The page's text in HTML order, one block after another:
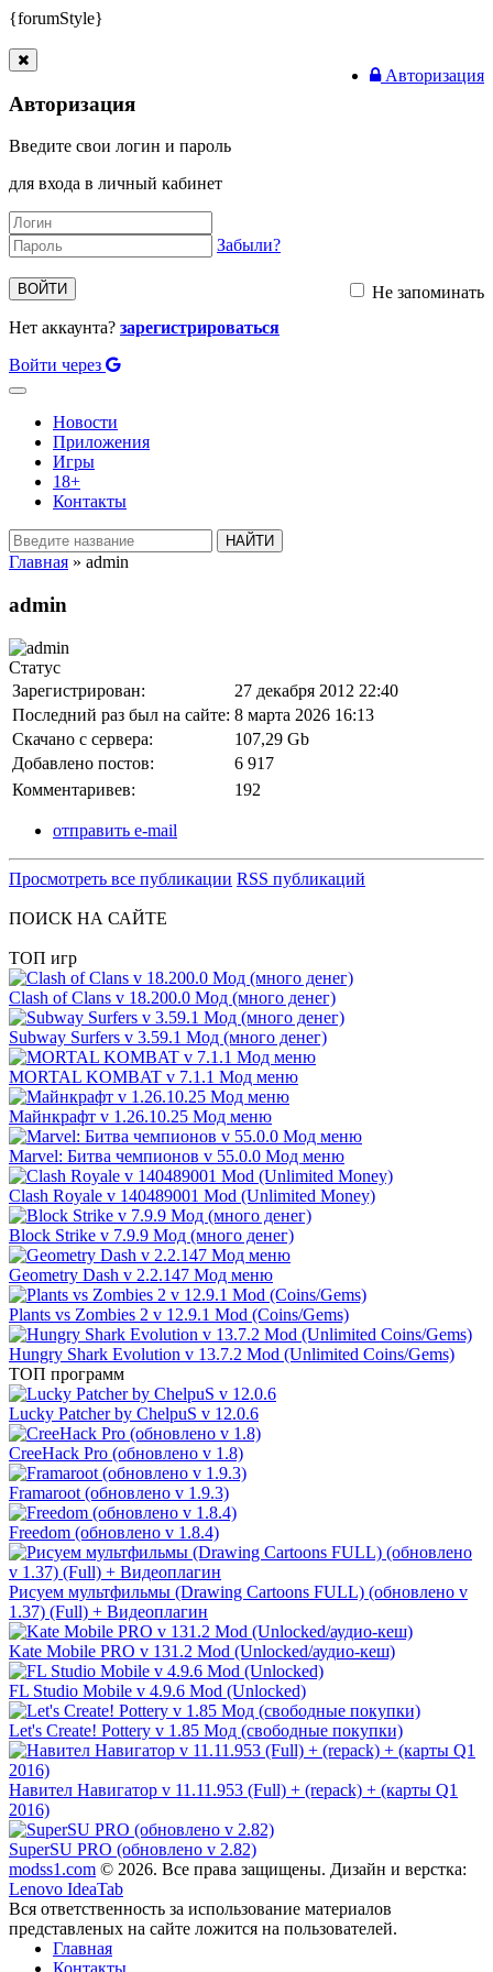
{forumStyle}
Авторизация
Авторизация
Введите свои логин и пароль
для входа в личный кабинет
Забыли?
ВОЙТИ
Не запоминать
Нет аккаунта? зарегистрироваться
Войти через
Toggle
navigationНовости
Приложения
Игры
18+
Контакты
Главная » admin
admin
Статус
Зарегистрирован:
27 декабря 2012 22:40
Последний раз был на сайте: 8 марта 2026 16:13
Скачано с сервера:
107,29 Gb
Добавлено постов:
6 917
Комментаривев:
192
отправить e-mail
Просмотреть все публикации RSS публикаций
ПОИСК НА САЙТЕ
ТОП игр
Clash of Clans v 18.200.0 Мод (много денег)
Subway Surfers v 3.59.1 Мод (много денег)
MORTAL KOMBAT v 7.1.1 Мод меню
Майнкрафт v 1.26.10.25 Мод меню
Marvel: Битва чемпионов v 55.0.0 Мод меню
Clash Royale v 140489001 Mod (Unlimited Money)
Block Strike v 7.9.9 Мод (много денег)
Geometry Dash v 2.2.147 Мод меню
Plants vs Zombies 2 v 12.9.1 Mod (Coins/Gems)
Hungry Shark Evolution v 13.7.2 Mod (Unlimited Coins/Gems)
ТОП программ
Lucky Patcher by ChelpuS v 12.0.6
CreeHack Pro (обновлено v 1.8)
Framaroot (обновлено v 1.9.3)
Freedom (обновлено v 1.8.4)
Рисуем мультфильмы (Drawing Cartoons FULL) (обновлено v
1.37) (Full) + Видеоплагин
Kate Mobile PRO v 131.2 Mod (Unlocked/аудио-кеш)
FL Studio Mobile v 4.9.6 Mod (Unlocked)
Let's Create! Pottery v 1.85 Мод (свободные покупки)
Навител Навигатор v 11.11.953 (Full) + (repack) + (карты Q1
2016)
SuperSU PRO (обновлено v 2.82)
modss1.com © 2026. Все права защищены. Дизайн и верстка:
Lenovo IdeaTab
Вся ответственность за использование материалов
представленых на сайте ложится на пользователей.
Главная
Контакты